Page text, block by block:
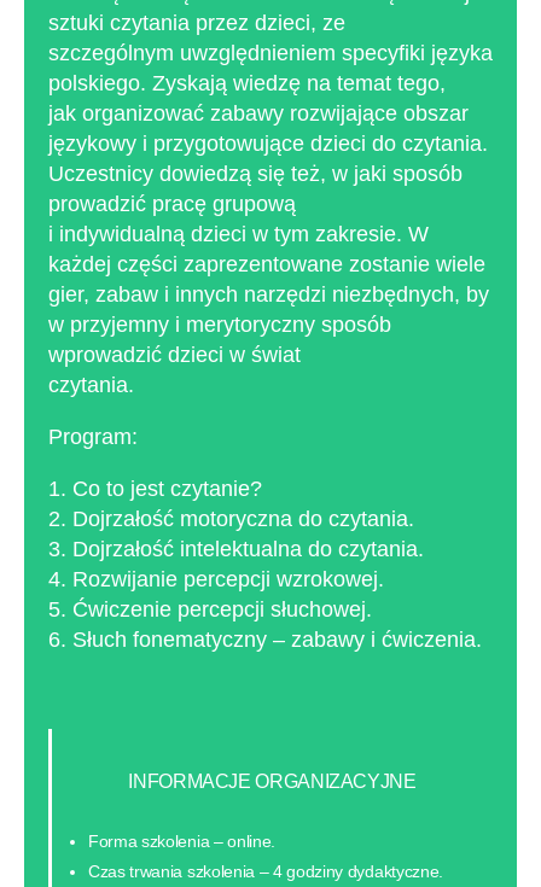
sztuki czytania przez dzieci, ze
szczególnym uwzględnieniem specyfiki języka
polskiego. Zyskają wiedzę na temat tego,
jak organizować zabawy rozwijające obszar
językowy i przygotowujące dzieci do czytania.
Uczestnicy dowiedzą się też, w jaki sposób
prowadzić pracę grupową
i indywidualną dzieci w tym zakresie. W
każdej części zaprezentowane zostanie wiele
gier, zabaw i innych narzędzi niezbędnych, by
w przyjemny i merytoryczny sposób
wprowadzić dzieci w świat
czytania.
Program:
1. Co to jest czytanie?
2. Dojrzałość motoryczna do czytania.
3. Dojrzałość intelektualna do czytania.
4. Rozwijanie percepcji wzrokowej.
5. Ćwiczenie percepcji słuchowej.
6. Słuch fonematyczny – zabawy i ćwiczenia.
INFORMACJE ORGANIZACYJNE
Forma szkolenia – online.
Czas trwania szkolenia – 4 godziny dydaktyczne.